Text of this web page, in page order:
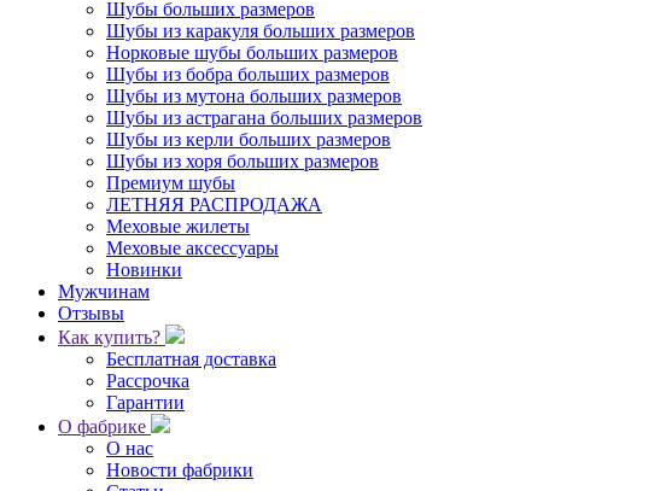
Шубы больших размеров
Шубы из каракуля больших размеров
Норковые шубы больших размеров
Шубы из бобра больших размеров
Шубы из мутона больших размеров
Шубы из астрагана больших размеров
Шубы из керли больших размеров
Шубы из хоря больших размеров
Премиум шубы
ЛЕТНЯЯ РАСПРОДАЖА
Меховые жилеты
Меховые аксессуары
Новинки
Мужчинам
Отзывы
Как купить?
Бесплатная доставка
Рассрочка
Гарантии
О фабрике
О нас
Новости фабрики